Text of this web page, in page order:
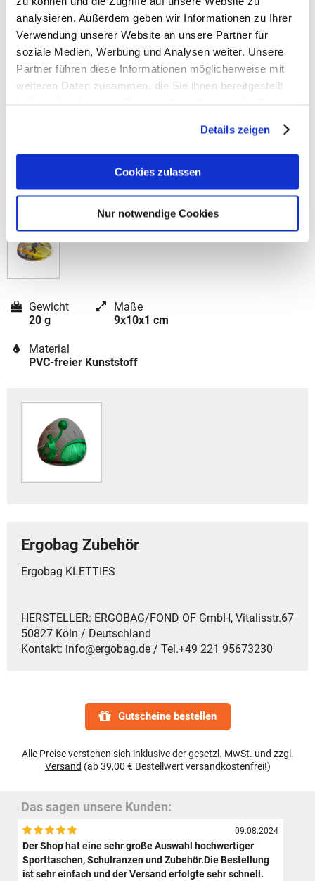
analysieren. Außerdem geben wir Informationen zu Ihrer
Verwendung unserer Website an unsere Partner für
soziale Medien, Werbung und Analysen weiter. Unsere
Partner führen diese Informationen möglicherweise mit
weiteren Daten zusammen, die Sie ihnen bereitgestellt
Details zeigen
Cookies zulassen
Nur notwendige Cookies
Gewicht
20 g
Maße
9x10x1 cm
Material
PVC-freier Kunststoff
Ergobag Zubehör
Ergobag KLETTIES
HERSTELLER: ERGOBAG/FOND OF GmbH, Vitalisstr.67
50827 Köln / Deutschland
Kontakt: info@ergobag.de / Tel.+49 221 95673230
Gutscheine bestellen
Alle Preise verstehen sich inklusive der gesetzl. MwSt. und zzgl.
Versand (ab 39,00 € Bestellwert versandkostenfrei!)
Das sagen unsere Kunden:
09.08.2024
Der Shop hat eine sehr große Auswahl hochwertiger
Sporttaschen, Schulranzen und Zubehör.Die Bestellung
ist sehr einfach und der Versand erfolgte sehr schnell.